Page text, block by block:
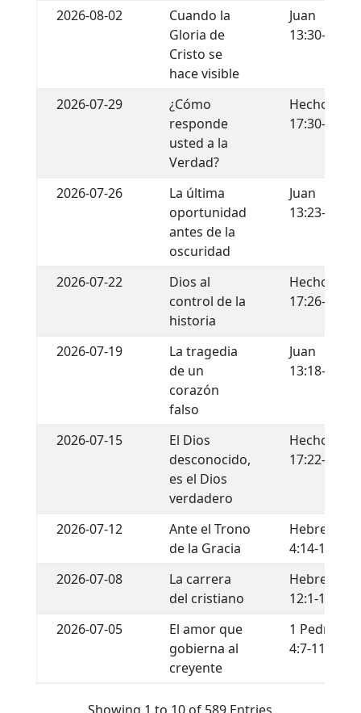
2026-08-02
Cuando la
Gloria de
Cristo se
hace visible
Juan
13:30-35
2026-07-29
¿Cómo
responde
usted a la
Verdad?
Hechos
17:30-31
2026-07-26
La última
oportunidad
antes de la
oscuridad
Juan
13:23-30
2026-07-22
Dios al
control de la
historia
Hechos
17:26-29
2026-07-19
La tragedia
de un
corazón
falso
Juan
13:18-22
2026-07-15
El Dios
desconocido,
es el Dios
verdadero
Hechos
17:22-34
2026-07-12
Ante el Trono
de la Gracia
Hebreos
4:14-16
2026-07-08
La carrera
del cristiano
Hebreos
12:1-13
2026-07-05
El amor que
gobierna al
creyente
1 Pedro
4:7-11
Showing 1 to 10 of 589 Entries